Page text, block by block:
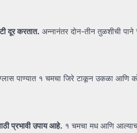
दूरकरतात. अन्नानंतर दोन-तीन तुळशीची पाने
पाण्यात १ चमचा जिरे टाकून उकळा आणि
प्रभावीउपायआहे. १ चमचा मध आणि